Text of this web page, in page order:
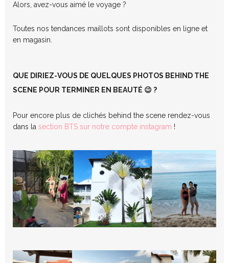
Alors, avez-vous aimé le voyage ?
Toutes nos tendances maillots sont disponibles en ligne et
en magasin.
QUE DIRIEZ-VOUS DE QUELQUES PHOTOS BEHIND THE
SCENE POUR TERMINER EN BEAUTÉ 😉 ?
Pour encore plus de clichés behind the scene rendez-vous
dans la section BTS sur notre compte instagram !